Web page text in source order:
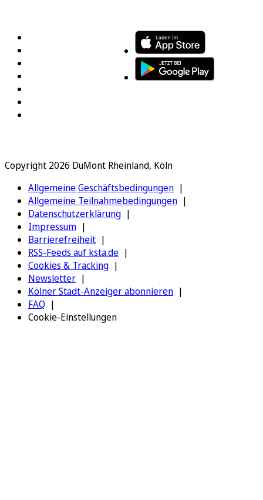
Copyright 2026 DuMont Rheinland, Köln
Allgemeine Geschäftsbedingungen
Allgemeine Teilnahmebedingungen
Datenschutzerklärung
Impressum
Barrierefreiheit
RSS-Feeds auf ksta.de
Cookies & Tracking
Newsletter
Kölner Stadt-Anzeiger abonnieren
FAQ
Cookie-Einstellungen